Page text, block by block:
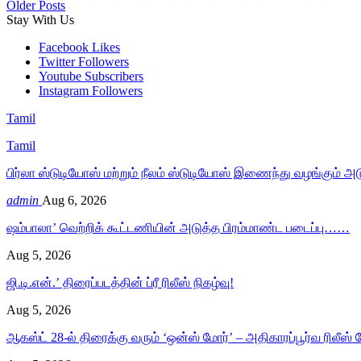
Older Posts
Stay With Us
Facebook Likes
Twitter Followers
Youtube Subscribers
Instagram Followers
Tamil
Tamil
பிர்லா ஸ்டுடியோஸ் மற்றும் நீலம் ஸ்டுடியோஸ் இணைந்து வழங்கும்
admin Aug 6, 2026
ஷம்பாலா’ வெற்றிக் கூட்டணியின் அடுத்த பிரம்மாண்ட படைப்பு……
Aug 5, 2026
ஜி.டி.என்.’ திரைப்படத்தின் ப்ரீ ரிலீஸ் நிகழ்வு!
Aug 5, 2026
ஆகஸ்ட் 28-ல் திரைக்கு வரும் ‘ஒன்ஸ் மோர்’ – அதிகாரப்பூர்வ ரிலீஸ்